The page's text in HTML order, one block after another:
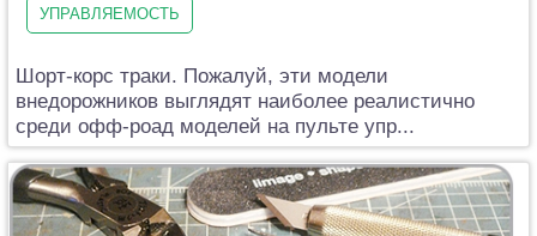
УПРАВЛЯЕМОСТЬ
Шорт-корс траки. Пожалуй, эти модели
внедорожников выглядят наиболее реалистично
среди офф-роад моделей на пульте упр...